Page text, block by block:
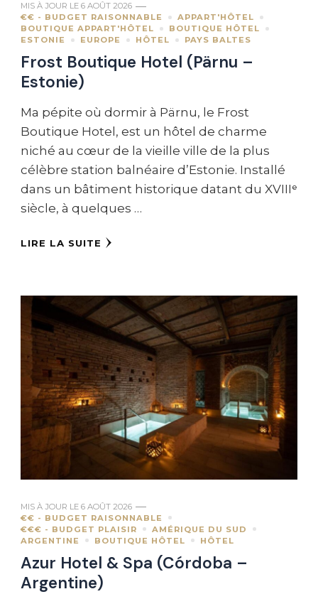
MIS À JOUR LE 6 AOÛT 2026
€€ - BUDGET RAISONNABLE
APPART'HÔTEL
BOUTIQUE APPART'HÔTEL
BOUTIQUE HÔTEL
ESTONIE
EUROPE HÔTEL PAYS BALTES
Frost Boutique Hotel (Pärnu –
Estonie)
Ma pépite où dormir à Pärnu, le Frost
Boutique Hotel, est un hôtel de charme
niché au cœur de la vieille ville de la plus
célèbre station balnéaire d’Estonie. Installé
dans un bâtiment historique datant du XVIIIᵉ
siècle, à quelques …
LIRE LA SUITE
MIS À JOUR LE 6 AOÛT 2026
€€ - BUDGET RAISONNABLE
€€€ - BUDGET PLAISIR
AMÉRIQUE DU SUD
ARGENTINE
BOUTIQUE HÔTEL HÔTEL
Azur Hotel & Spa (Córdoba –
Argentine)